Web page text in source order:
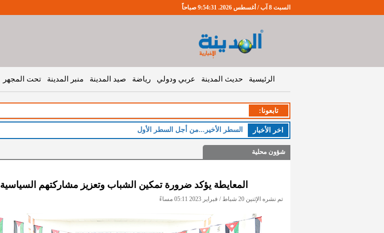
السبت 8 آب / أغسطس 2026. 9:54:32 صباحاً
الرئيسية حديث المدينة عربي ودولي رياضة صيد المدينة منبر المدينة تحت المجهر
تابعونا:
اخر اﻷخبار السطر الأخير...من أجل السطر الأول
شؤون محلية
المعايطة يؤكد ضرورة تمكين الشباب وتعزيز مشاركتهم السياسية
تم نشره الإثنين 20 شباط / فبراير 2023 05:11 مساءً